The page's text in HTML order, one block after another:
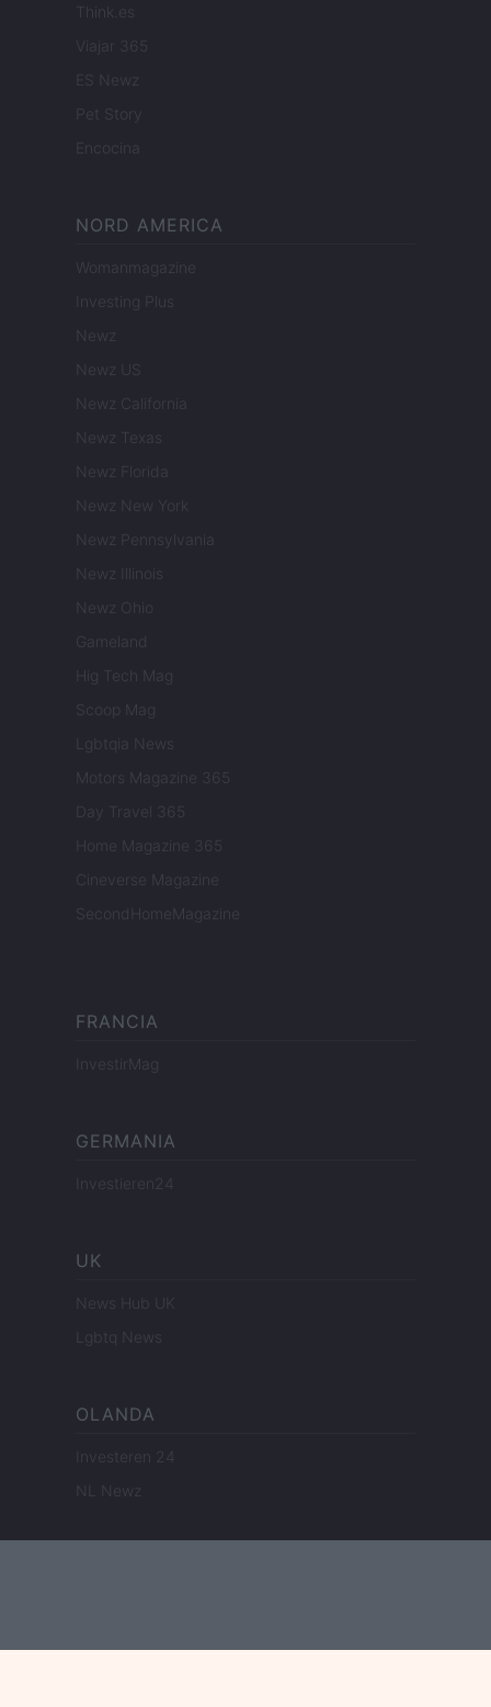
Think.es
Viajar 365
ES Newz
Pet Story
Encocina
NORD AMERICA
Womanmagazine
Investing Plus
Newz
Newz US
Newz California
Newz Texas
Newz Florida
Newz New York
Newz Pennsylvania
Newz Illinois
Newz Ohio
Gameland
Hig Tech Mag
Scoop Mag
Lgbtqia News
Motors Magazine 365
Day Travel 365
Home Magazine 365
Cineverse Magazine
SecondHomeMagazine
FRANCIA
InvestirMag
GERMANIA
Investieren24
UK
News Hub UK
Lgbtq News
OLANDA
Investeren 24
NL Newz